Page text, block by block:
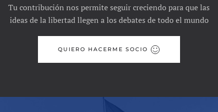
Tu contribución nos permite seguir creciendo para que las
ideas de la libertad llegen a los debates de todo el mundo
QUIERO HACERME SOCIO